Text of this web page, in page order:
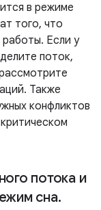
в режиме
того, что
Если у
поток,
Также
конфликтов
потока и
сна.